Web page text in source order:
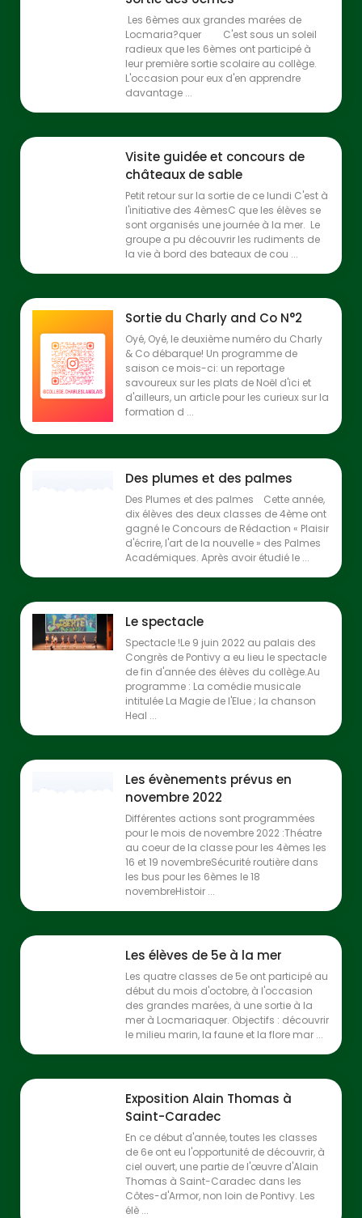
Les 6èmes aux grandes marées de
Locmaria?quer C'est sous un soleil
radieux que les 6èmes ont participé à
leur première sortie scolaire au collège.
L'occasion pour eux d'en apprendre
davantage ...
Visite guidée et concours de
châteaux de sable
Petit retour sur la sortie de ce lundi C'est à
l'initiative des 4èmesC que les élèves se
sont organisés une journée à la mer. Le
groupe a pu découvrir les rudiments de
la vie à bord des bateaux de cou ...
Sortie du Charly and Co N°2
Oyé, Oyé, le deuxième numéro du Charly
& Co débarque! Un programme de
saison ce mois-ci: un reportage
savoureux sur les plats de Noël d'ici et
d'ailleurs, un article pour les curieux sur la
formation d ...
Des plumes et des palmes
Des Plumes et des palmes Cette année,
dix élèves des deux classes de 4ème ont
gagné le Concours de Rédaction « Plaisir
d'écrire, l'art de la nouvelle » des Palmes
Académiques. Après avoir étudié le ...
Le spectacle
Spectacle !Le 9 juin 2022 au palais des
Congrès de Pontivy a eu lieu le spectacle
de fin d'année des élèves du collège.Au
programme : La comédie musicale
intitulée La Magie de l'Elue ; la chanson
Heal ...
Les évènements prévus en
novembre 2022
Différentes actions sont programmées
pour le mois de novembre 2022 :Théatre
au coeur de la classe pour les 4èmes les
16 et 19 novembreSécurité routière dans
les bus pour les 6èmes le 18
novembreHistoir ...
Les élèves de 5e à la mer
Les quatre classes de 5e ont participé au
début du mois d'octobre, à l'occasion
des grandes marées, à une sortie à la
mer à Locmariaquer. Objectifs : découvrir
le milieu marin, la faune et la flore mar ...
Exposition Alain Thomas à
Saint-Caradec
En ce début d'année, toutes les classes
de 6e ont eu l'opportunité de découvrir, à
ciel ouvert, une partie de l'œuvre d'Alain
Thomas à Saint-Caradec dans les
Côtes-d'Armor, non loin de Pontivy. Les
élè ...